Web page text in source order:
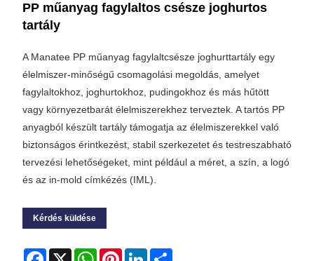
PP műanyag fagylaltos csésze joghurtos
tartály
A Manatee PP műanyag fagylaltcsésze joghurttartály egy
élelmiszer-minőségű csomagolási megoldás, amelyet
fagylaltokhoz, joghurtokhoz, pudingokhoz és más hűtött
vagy környezetbarát élelmiszerekhez terveztek. A tartós PP
anyagból készült tartály támogatja az élelmiszerekkel való
biztonságos érintkezést, stabil szerkezetet és testreszabható
tervezési lehetőségeket, mint például a méret, a szín, a logó
és az in-mold címkézés (IML).
Kérdés küldése
Facebook
X WhatsAppPinterestLinkedIn